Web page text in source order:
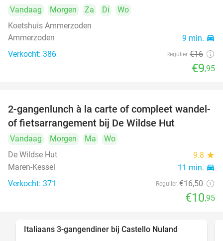
Vandaag Morgen Za Di
Wo
Koetshuis Ammerzoden
Ammerzoden
9 min. directions_car
Verkocht: 386 Regulier €16
€9,95
34%
2-gangenlunch à la carte of compleet wandel-
of fietsarrangement bij De Wildse Hut
Vandaag Morgen Ma
Wo
De Wildse Hut
9.8 star
Maren-Kessel 11 min. directions_car
Verkocht: 371 Regulier €16,50
€10,95
Italiaans 3-gangendiner bij Castello Nuland